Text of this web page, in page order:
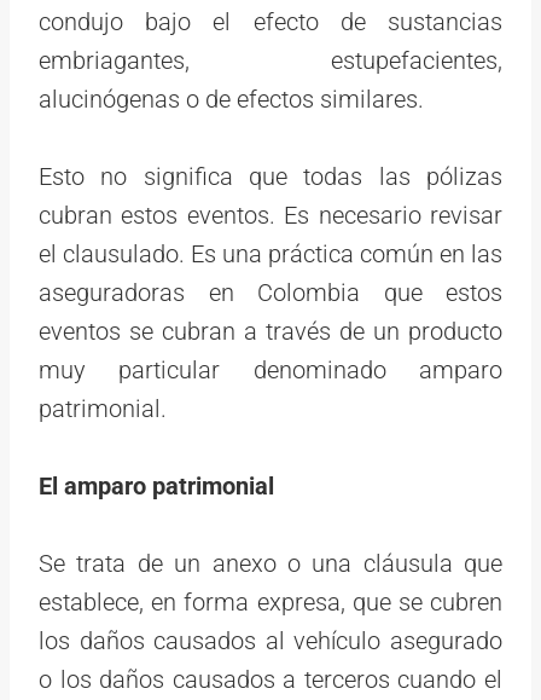
condujo bajo el efecto de sustancias
embriagantes, estupefacientes,
alucinógenas o de efectos similares.
Esto no significa que todas las pólizas
cubran estos eventos. Es necesario revisar
el clausulado. Es una práctica común en las
aseguradoras en Colombia que estos
eventos se cubran a través de un producto
muy particular denominado amparo
patrimonial.
El amparo patrimonial
Se trata de un anexo o una cláusula que
establece, en forma expresa, que se cubren
los daños causados al vehículo asegurado
o los daños causados a terceros cuando el